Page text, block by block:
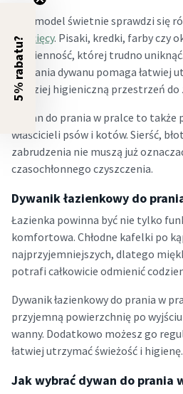
Taki model świetnie sprawdzi się
dziecięcy. Pisaki, kredki, farby czy
codzienność, której trudno
wyprania dywanu pomaga łatwiej
bardziej higieniczną przestrzeń do
Dywan do prania w pralce to
właścicieli psów i kotów. Sierść,
zabrudzenia nie muszą już
czasochłonnego czyszczenia.
Dywanik łazienkowy do
Łazienka powinna być nie tylko
komfortowa. Chłodne kafelki po
najprzyjemniejszych, dlatego
potrafi całkowicie odmienić
Dywanik łazienkowy do prania w
przyjemną powierzchnię po
wanny. Dodatkowo możesz go
łatwiej utrzymać świeżość i higienę.
Jak wybrać dywan do prania
5% rabatu?